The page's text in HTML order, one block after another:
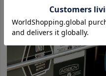
ITEM アウトドア・キャンプ用品
BRAND wfeld